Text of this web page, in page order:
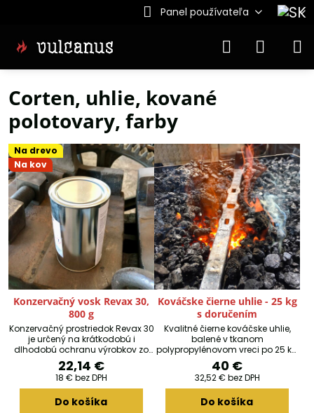
Panel používateľa
Corten, uhlie, kované
polotovary, farby
Na drevo
Na kov
Konzervačný vosk Revax 30,
800 g
Konzervačný prostriedok Revax 30
je určený na krátkodobú i
dlhodobú ochranu výrobkov zo
železných i neželezných kovov v
akýchkoľvek klimatických
podmienkach. Revax 30 je
ideálny pre použitie v sochárstve
a pri ochrane pamiatok na
22,14 €
18 € bez DPH
Do košíka
Kováčske čierne uhlie - 25 kg
s doručením
Kvalitné čierne kováčske uhlie,
balené v tkanom
polypropylénovom vreci po 25 kg
je preosiate a sušené. To
znamená, že obsahuje
minimálne percento prachu a
vody. Zrnitosť 10-30 mm. Po
objednaní a zaplatení Vám bude
40 €
32,52 € bez DPH
Do košíka